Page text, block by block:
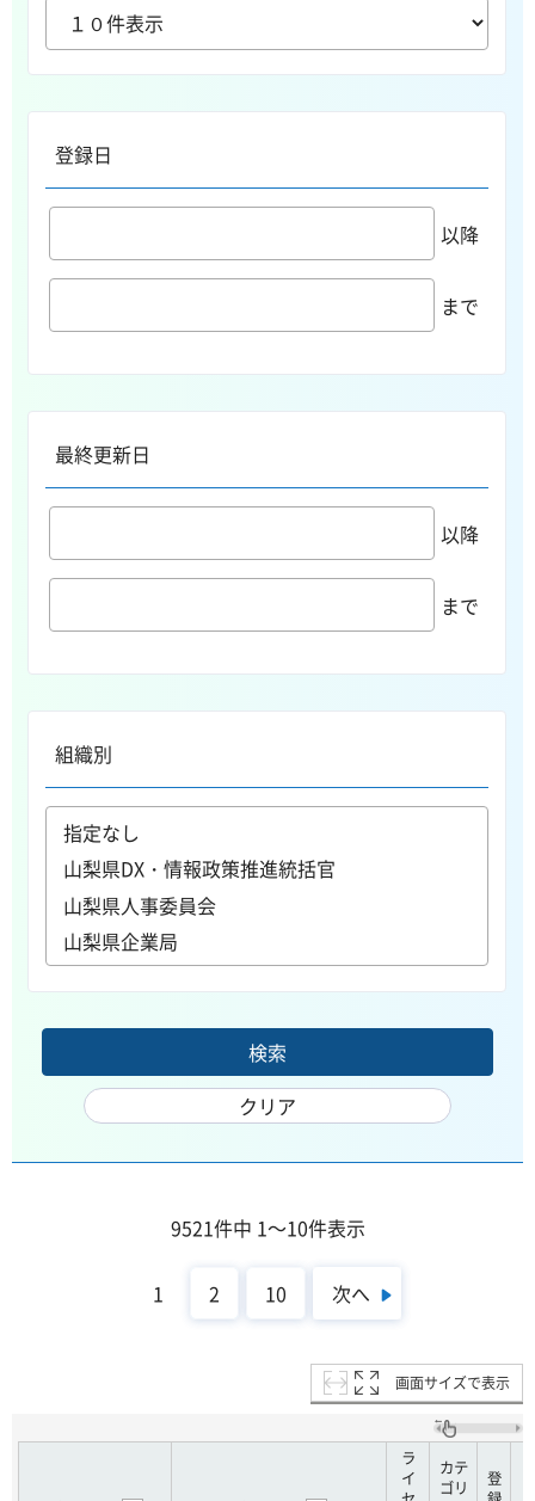
登録日
以降
まで
最終更新日
以降
まで
組織別
9521件中 1～10件表示
1 2 10 次へ
画面サイズで表示
ラ
イ
カテ
ゴリ
登